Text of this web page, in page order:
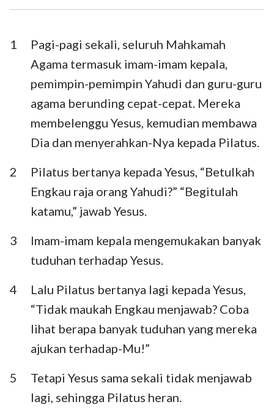
I Timotius II Timotius
Titus Filemon
Ibrani Yakobus
I Petrus
I Yohanes II Yohanes
III Yohanes Yudas
Wahyu
1
Pagi-pagi sekali, seluruh Mahkamah
Agama termasuk imam-imam kepala,
pemimpin-pemimpin Yahudi dan guru-guru
agama berunding cepat-cepat. Mereka
membelenggu Yesus, kemudian membawa
Dia dan menyerahkan-Nya kepada Pilatus.
2
Pilatus bertanya kepada Yesus, “Betulkah
Engkau raja orang Yahudi?” “Begitulah
katamu,” jawab Yesus.
3
Imam-imam kepala mengemukakan banyak
tuduhan terhadap Yesus.
4
Lalu Pilatus bertanya lagi kepada Yesus,
“Tidak maukah Engkau menjawab? Coba
lihat berapa banyak tuduhan yang mereka
ajukan terhadap-Mu!”
5
Tetapi Yesus sama sekali tidak menjawab
lagi, sehingga Pilatus heran.